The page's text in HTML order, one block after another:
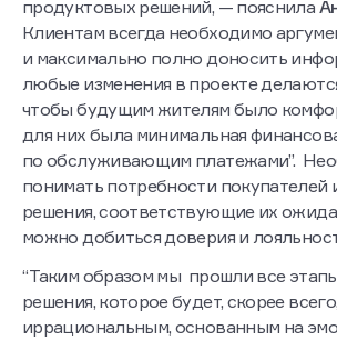
продуктовых решений, — пояснила
Клиентам всегда необходимо
и максимально полно доносить
любые изменения в проекте
чтобы будущим жителям было
для них была минимальная
по обслуживающим платежами”.
понимать потребности покупателей
решения, соответствующие их
можно добиться доверия и
“Таким образом мы прошли все
решения, которое будет, скорее всего,
иррациональным, основанным на